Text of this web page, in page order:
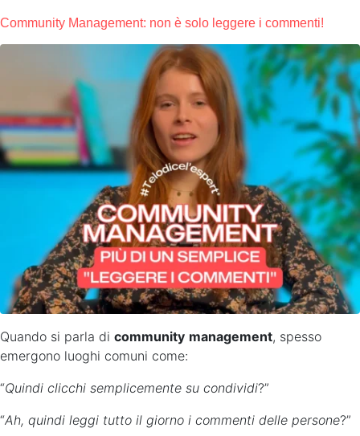
Community Management: non è solo leggere i commenti!
Quando si parla di community management, spesso
emergono luoghi comuni come:
“Quindi clicchi semplicemente su condividi?”
“Ah, quindi leggi tutto il giorno i commenti delle persone?”